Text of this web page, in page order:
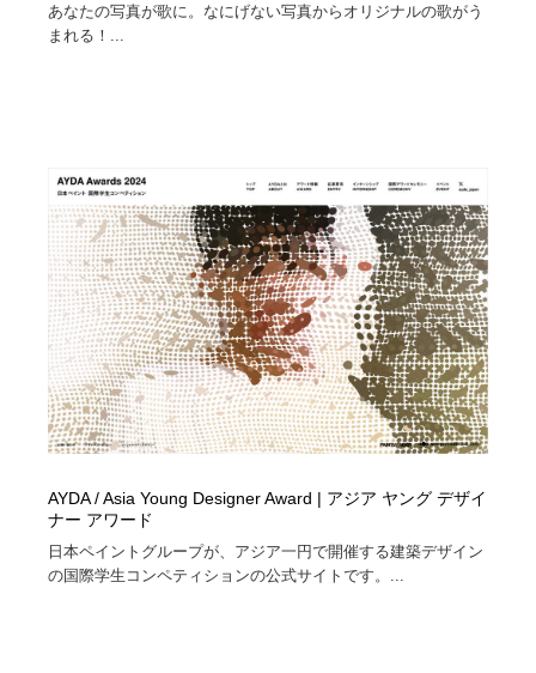
あなたの写真が歌に。なにげない写真からオリジナルの歌がう
まれる！...
AYDA / Asia Young Designer Award | アジア ヤング デザイ
ナー アワード
日本ペイントグループが、アジア一円で開催する建築デザイン
の国際学生コンペティションの公式サイトです。...